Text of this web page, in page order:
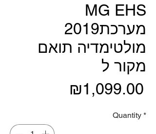
MG EHS
2019מערכת
מולטימדיה תואם
מקור ל
₪1,099.00
Quantity *